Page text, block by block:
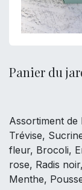
Panier du
Assortiment de
Trévise,
fleur, Brocoli,
rose, Radis
Menthe,